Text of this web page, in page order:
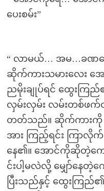
ပေးစမ်း”
“ လာမယ်… အမ…ခဏလ
ဆိုက်ကားသမားလေး
ညမိုးချုပ်ရင် ထွေးကြည်
လှမ်းလှမ်း လမ်းတစ်ဖက်
တတ်သည်။ ဆိုက်ကားကို
အား ကြည့်ရင်း ကြာ
နေ၏။ အောင်ကိုဆိုတဲ့က
င်းပါ့မလဲလို့ မျှော်နေ
ပြီးသည်နှင့် ထွေးကြည်